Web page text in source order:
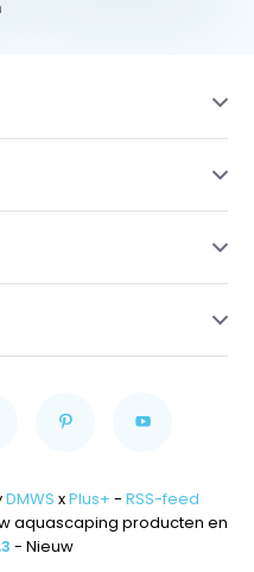
DMWS xPlus+ - RSS-feed
aquascaping producten en
- Nieuw